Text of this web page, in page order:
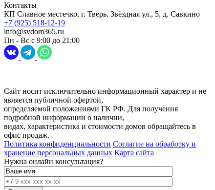
Контакты
КП Славное местечко, г. Тверь, Звёздная ул., 5, д. Савкино
+7 (925) 518-12-19
info@svdom365.ru
Пн - Вс с 9:00 до 21:00
Сайт носит исключительно информационный характер и не
является публичной офертой,
определяемой положениями ГК РФ. Для получения
подробной информации о наличии,
видах, характеристика и стоимости домов обращайтесь в
офис продаж.
Политика конфиденциальности Соглагие на обработку и
хранение персональных данных Карта сайта
Нужна онлайн консультация?